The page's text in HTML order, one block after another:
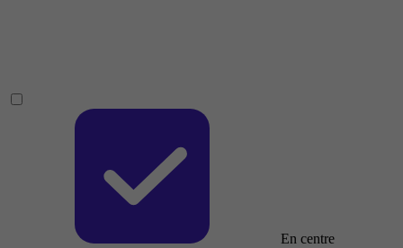
En centre